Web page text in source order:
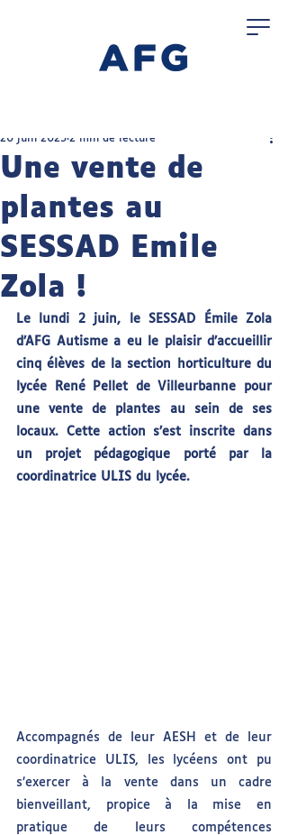
Une vente de
plantes au
SESSAD Emile
Zola !
20 juin 2025 2 min de lecture
Le lundi 2 juin, le SESSAD Émile Zola
d’AFG Autisme a eu le plaisir d’accueillir
cinq élèves de la section horticulture du
lycée René Pellet de Villeurbanne pour
une vente de plantes au sein de ses
locaux. Cette action s’est inscrite dans
un projet pédagogique porté par la
coordinatrice ULIS du lycée.
Accompagnés de leur AESH et de leur
coordinatrice ULIS, les lycéens ont pu
s’exercer à la vente dans un cadre
bienveillant, propice à la mise en
pratique de leurs compétences